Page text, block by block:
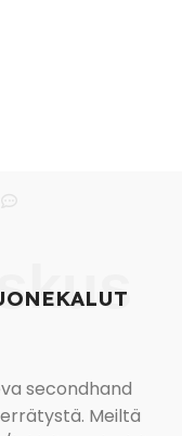
secondhand
Meiltä